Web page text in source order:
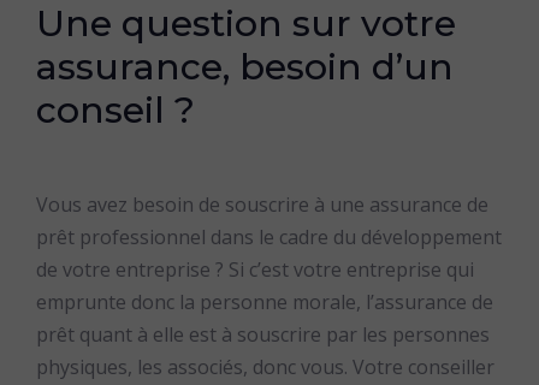
Une question sur votre
assurance, besoin d’un
conseil ?
Vous avez besoin de souscrire à une assurance de
prêt professionnel dans le cadre du développement
de votre entreprise ? Si c’est votre entreprise qui
emprunte donc la personne morale, l’assurance de
prêt quant à elle est à souscrire par les personnes
physiques, les associés, donc vous. Votre conseiller